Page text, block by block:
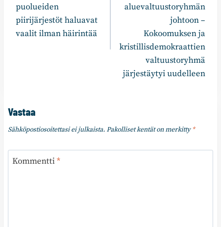
puolueiden
piirijärjestöt haluavat
vaalit ilman häirintää
aluevaltuustoryhmän
johtoon –
Kokoomuksen ja
kristillisdemokraattien
valtuustoryhmä
järjestäytyi uudelleen
Vastaa
Sähköpostiosoitettasi ei julkaista. Pakolliset kentät on merkitty*
Kommentti*